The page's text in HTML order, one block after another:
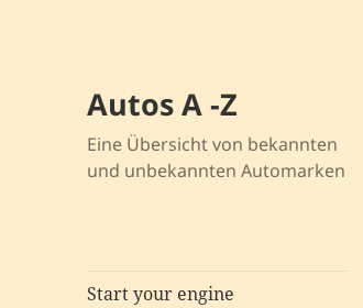
Autos A -Z
Eine Übersicht von bekannten
und unbekannten Automarken
Start your engine